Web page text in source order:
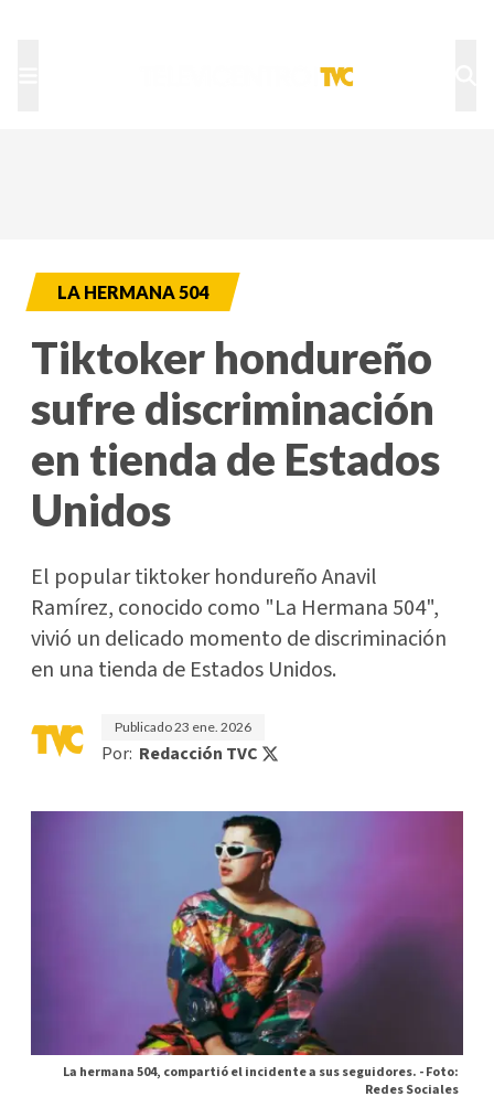
LA HERMANA 504
Tiktoker hondureño
sufre discriminación
en tienda de Estados
Unidos
El popular tiktoker hondureño Anavil
Ramírez, conocido como "La Hermana 504",
vivió un delicado momento de discriminación
en una tienda de Estados Unidos.
Publicado23 ene. 2026
Por: Redacción TVC
La hermana 504, compartió el incidente a sus seguidores. -Foto:
Redes Sociales